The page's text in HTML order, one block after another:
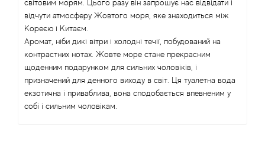
світовим морям. Цього разу він запрошує нас відвідати і
відчути атмосферу Жовтого моря, яке знаходиться між
Кореєю і Китаєм.
Аромат, ніби дикі вітри і холодні течії, побудований на
контрастних нотах. Жовте море стане прекрасним
щоденним подарунком для сильних чоловіків, і
призначений для денного виходу в світ. Ця туалетна вода
екзотична і приваблива, вона сподобається впевненим у
собі і сильним чоловікам.
Antonia's Flowers
Antonio Banderas
Antonio Puig